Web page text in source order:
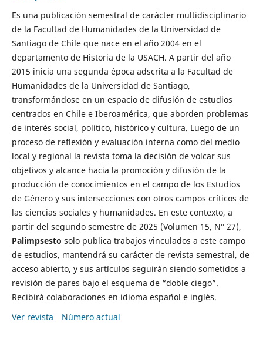
Es una publicación semestral de carácter multidisciplinario
de la Facultad de Humanidades de la Universidad de
Santiago de Chile que nace en el año 2004 en el
departamento de Historia de la USACH. A partir del año
2015 inicia una segunda época adscrita a la Facultad de
Humanidades de la Universidad de Santiago,
transformándose en un espacio de difusión de estudios
centrados en Chile e Iberoamérica, que aborden problemas
de interés social, político, histórico y cultura. Luego de un
proceso de reflexión y evaluación interna como del medio
local y regional la revista toma la decisión de volcar sus
objetivos y alcance hacia la promoción y difusión de la
producción de conocimientos en el campo de los Estudios
de Género y sus intersecciones con otros campos críticos de
las ciencias sociales y humanidades. En este contexto, a
partir del segundo semestre de 2025 (Volumen 15, N° 27),
Palimpsesto solo publica trabajos vinculados a este campo
de estudios, mantendrá su carácter de revista semestral, de
acceso abierto, y sus artículos seguirán siendo sometidos a
revisión de pares bajo el esquema de “doble ciego”.
Recibirá colaboraciones en idioma español e inglés.
Ver revista
Número actual